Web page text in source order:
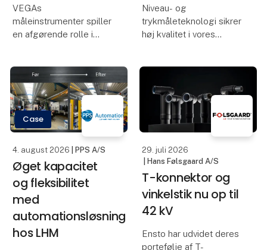
VEGAs
måleinstrumenter spiller
en afgørende rolle i
Spinat og minestrone er
blandt de bedst
sælgende produkter fra
Italiens største
kølelager. For at sikre, at
fødev
Niveau- og
trykmåleteknologi sikrer
høj kvalitet i vores
er en kompleks proces,
hvor mange parametre
skal overvåges nøje for
at sikre, at vandet lever
Case
4. august 2026 | PPS A/S
Øget kapacitet
og fleksibilitet
med
automationsløsning
hos LHM
29. juli 2026
| Hans Følsgaard A/S
T-konnektor og
vinkelstik nu op til
42 kV
Ensto har udvidet deres
portefølje af T-